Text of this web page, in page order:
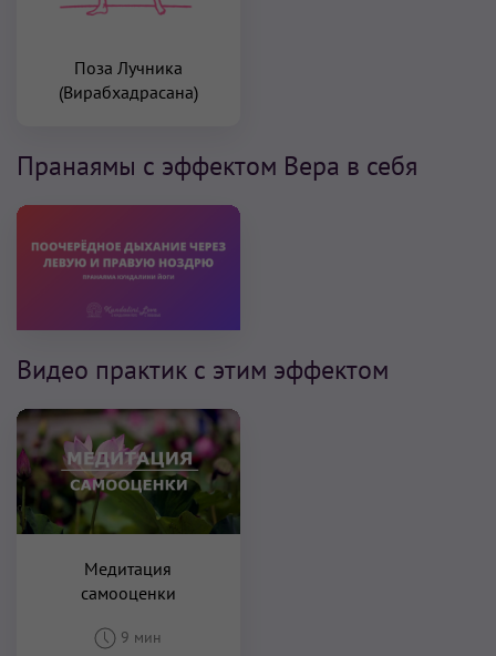
Поза Лучника
(Вирабхадрасана)
Пранаямы с эффектом Вера в себя
Видео практик с этим эффектом
Медитация
самооценки
9 мин